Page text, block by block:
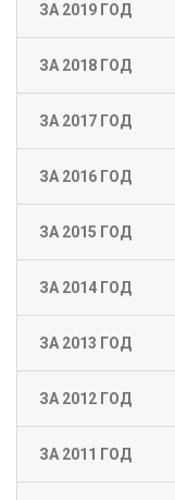
ЗА 2019 ГОД
ЗА 2018 ГОД
ЗА 2017 ГОД
ЗА 2016 ГОД
ЗА 2015 ГОД
ЗА 2014 ГОД
ЗА 2013 ГОД
ЗА 2012 ГОД
ЗА 2011 ГОД